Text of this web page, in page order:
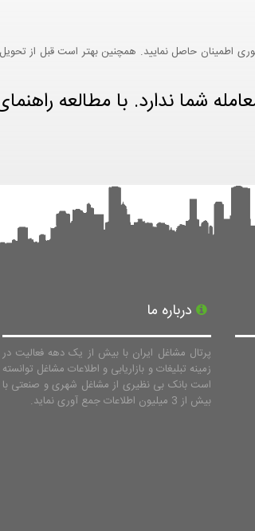
حاصل نمایید. همچنین بهتر است قبل از تحویل
شما ندارد. با مطالعه
درباره ما
پرتال مشاغل ایران با بیش از یک دهه فعالیت در
زمینه تبلیغات و بازاریابی و اطلاعات مشاغل توانسته
است بانک بی نظیری از مشاغل شهری و صنعتی با
بیش از 3 میلیون اطلاعات جمع آوری نماید.